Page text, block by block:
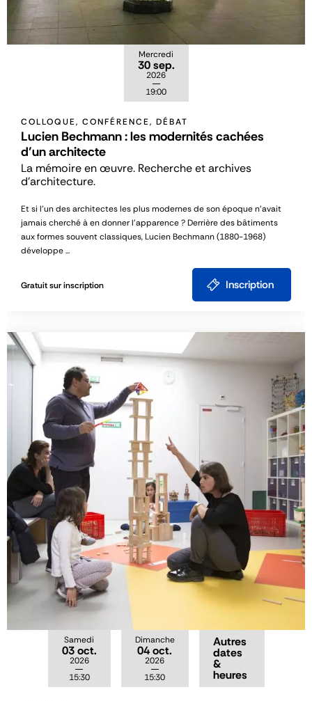
Mercredi
30 sep.
2026
19:00
COLLOQUE, CONFÉRENCE, DÉBAT
Lucien Bechmann : les modernités cachées
d’un architecte
La mémoire en œuvre. Recherche et archives
d’architecture.
Et si l'un des architectes les plus modernes de son époque n'avait
jamais cherché à en donner l'apparence ? Derrière des bâtiments
aux formes souvent classiques, Lucien Bechmann (1880-1968)
développe ...
Gratuit sur inscription Inscription
Samedi
03 oct.
2026
15:30
Dimanche
04 oct.
2026
15:30
Autres
dates
&
heures